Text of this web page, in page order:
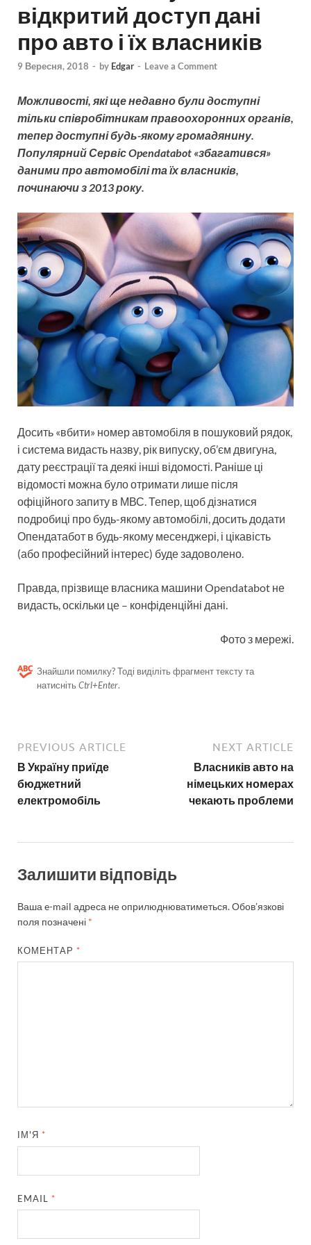
відкритий доступ дані
про авто і їх власників
9 Вересня, 2018 - by Edgar - Leave a Comment
Можливості, які ще недавно були доступні
тільки співробітникам правоохоронних органів,
тепер доступні будь-якому громадянину.
Популярний Сервіс Opendatabot «збагатився»
даними про автомобілі та їх власників,
починаючи з 2013 року.
Досить «вбити» номер автомобіля в пошуковий рядок,
і система видасть назву, рік випуску, об’єм двигуна,
дату реєстрації та деякі інші відомості. Раніше ці
відомості можна було отримати лише після
офіційного запиту в МВС. Тепер, щоб дізнатися
подробиці про будь-якому автомобілі, досить додати
Опендатабот в будь-якому месенджері, і цікавість
(або професійний інтерес) буде задоволено.
Правда, прізвище власника машини Opendatabot не
видасть, оскільки це – конфіденційні дані.
Фото з мережі.
Знайшли помилку? Тоді виділіть фрагмент тексту та
натисніть Ctrl+Enter.
PREVIOUS ARTICLE
В Україну приїде
бюджетний
електромобіль
NEXT ARTICLE
Власників авто на
німецьких номерах
чекають проблеми
Залишити відповідь
Ваша e-mail адреса не оприлюднюватиметься.Обов’язкові
поля позначені *
КОМЕНТАР *
ІМ'Я *
EMAIL *